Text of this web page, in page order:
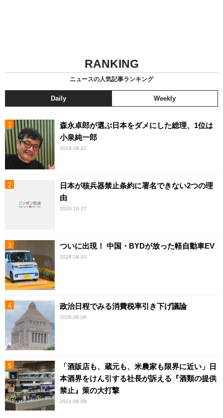
RANKING
ニュースの人気記事ランキング
Daily Weekly
森永卓郎が選ぶ日本をダメにした総理、1位は
小泉純一郎
2018.08.22
日本が核兵器禁止条約に署名できない2つの理
由
2020.10.27
ついに出現！ 中国・BYDが放った軽自動車EV
2026.08.03
政治日程でみる消費税率引き下げ議論
2026.08.06
「酒販店も、蔵元も、米農家も限界に近い」日
本酒界をけん引する社長が訴える『酒類の提供
禁止』策の大打撃
2021.06.08